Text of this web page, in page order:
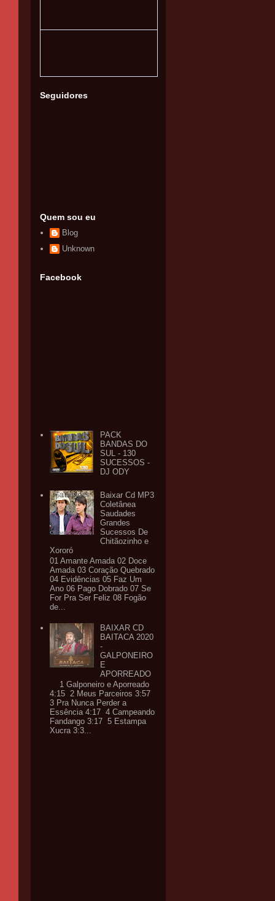
Seguidores
Quem sou eu
Blog
Unknown
Facebook
PACK
BANDAS DO
SUL - 130
SUCESSOS -
DJ ODY
Baixar Cd MP3
Coletânea
Saudades
Grandes
Sucessos De
Chitãozinho e
Xororó
01 Amante Amada 02 Doce
Amada 03 Coração Quebrado
04 Evidências 05 Faz Um
Ano 06 Pago Dobrado 07 Se
For Pra Ser Feliz 08 Fogão
de...
BAIXAR CD
BAITACA 2020
-
GALPONEIRO
E
APORREADO
1 Galponeiro e Aporreado
4:15 2 Meus Parceiros 3:57
3 Pra Nunca Perder a
Essência 4:17 4 Campeando
Fandango 3:17 5 Estampa
Xucra 3:3...